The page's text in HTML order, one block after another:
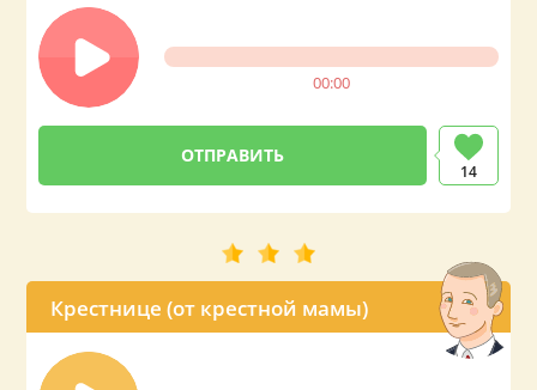
00:00
14
Крестнице (от крестной мамы)